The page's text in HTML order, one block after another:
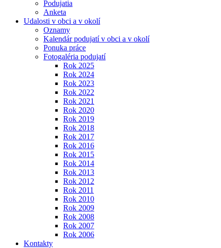
Podujatia
Anketa
Udalosti v obci a v okolí
Oznamy
Kalendár podujatí v obci a v okolí
Ponuka práce
Fotogaléria podujatí
Rok 2025
Rok 2024
Rok 2023
Rok 2022
Rok 2021
Rok 2020
Rok 2019
Rok 2018
Rok 2017
Rok 2016
Rok 2015
Rok 2014
Rok 2013
Rok 2012
Rok 2011
Rok 2010
Rok 2009
Rok 2008
Rok 2007
Rok 2006
Kontakty